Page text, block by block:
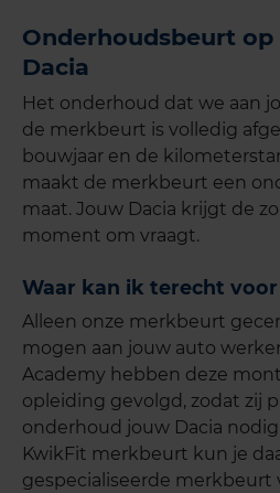
Onderhoudsbeurt
Dacia
Het onderhoud dat we aan
de merkbeurt is volledig
bouwjaar en de
maakt de merkbeurt een
maat. Jouw Dacia krijgt de
moment om vraagt.
Waar kan ik terecht
Alleen onze merkbeurt
mogen aan jouw auto
Academy hebben deze
opleiding gevolgd, zodat zij
onderhoud jouw Dacia
KwikFit merkbeurt kun je
gespecialiseerde